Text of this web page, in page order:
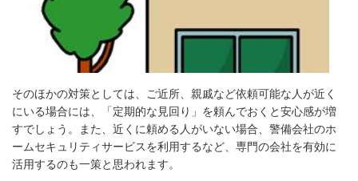
そのほかの対策としては、ご近所、親戚など依頼可能な人が近く
にいる場合には、「定期的な見回り」を頼んでおくと安心感が増
すでしょう。また、近くに頼める人がいない場合、警備会社のホ
ームセキュリティサービスを利用するなど、専門の会社を有効に
活用するのも一策と思われます。